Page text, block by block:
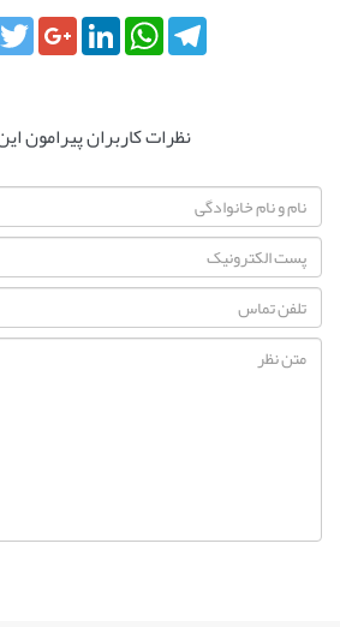
Google+LinkedIn
WhatsAppTelegram
نظرات کاربران پیرامون